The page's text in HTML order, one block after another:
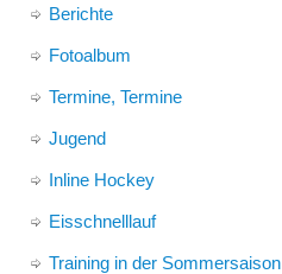
Berichte
Fotoalbum
Termine, Termine
Jugend
Inline Hockey
Eisschnelllauf
Training in der Sommersaison